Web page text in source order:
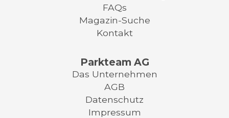
FAQs
Magazin-Suche
Kontakt
Parkteam AG
Das Unternehmen
AGB
Datenschutz
Impressum